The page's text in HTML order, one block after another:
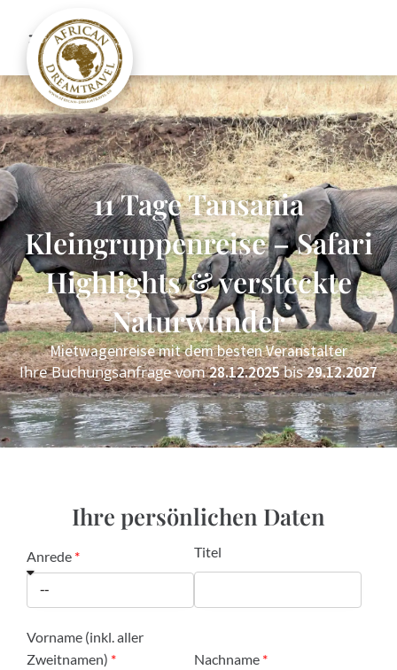
11 Tage Tansania
Kleingruppenreise – Safari
Highlights & versteckte
Naturwunder
Mietwagenreise mit dem besten Veranstalter
Ihre Buchungsanfrage vom28.12.2025bis29.12.2027
Ihre persönlichen Daten
Anrede Titel
Vorname (inkl. aller
Zweitnamen)
Nachname